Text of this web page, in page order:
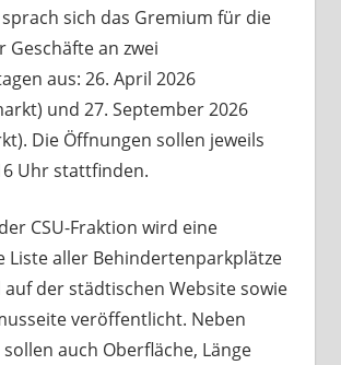
sich das Gremium für die
Geschäfte an zwei
aus: 26. April 2026
und 27. September 2026
Die Öffnungen sollen jeweils
Uhr stattfinden.
CSU-Fraktion wird eine
Liste aller Behindertenparkplätze
der städtischen Website sowie
veröffentlicht. Neben
auch Oberfläche, Länge